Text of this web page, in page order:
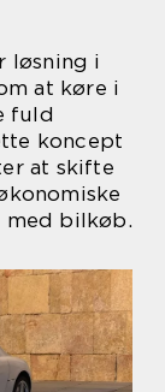
løsning i
at køre i
fuld
koncept
at skifte
med bilkøb.